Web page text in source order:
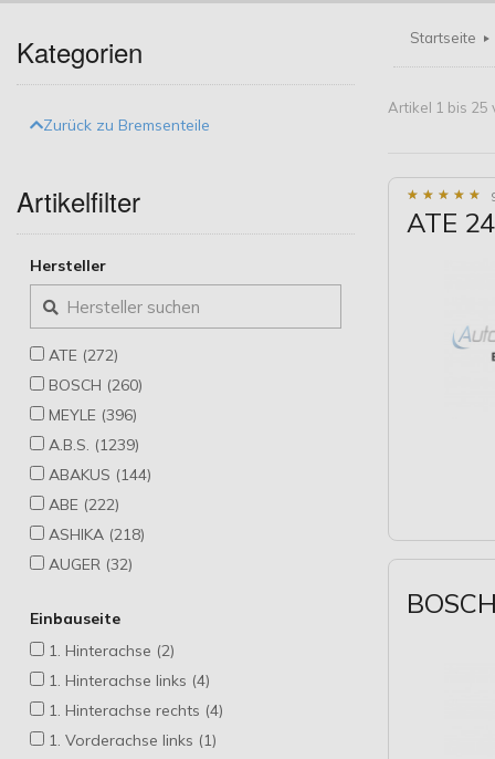
Startseite
Artikel 1 bis 25
★ ★ ★ ★ ★
★ ★ ★ ★ ★
ATE
Kategorien
Zurück zu Bremsenteile
Artikelfilter
Hersteller
ATE (272)
BOSCH (260)
MEYLE (396)
A.B.S. (1239)
ABAKUS (144)
ABE (222)
ASHIKA (218)
AUGER (32)
AUTOFREN SEINSA (194)
AUTOMEGA (31)
BLUE PRINT (235)
BTA (5)
Borsehung (2)
Einbauseite
1. Hinterachse (2)
1. Hinterachse links (4)
1. Hinterachse rechts (4)
1. Vorderachse links (1)